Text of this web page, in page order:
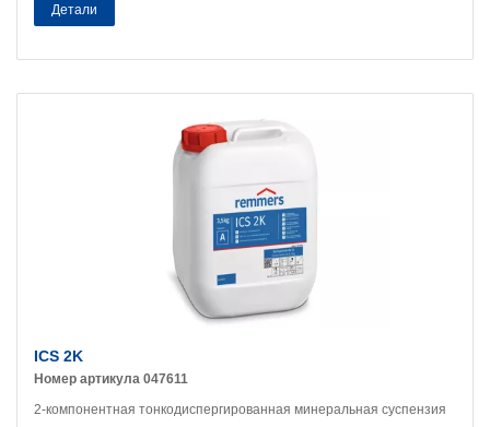
Детали
ICS 2K
Номер артикула 047611
2-компонентная тонкодиспергированная минеральная суспензия